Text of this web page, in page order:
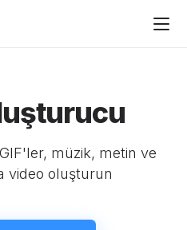
müzik, metin ve
video oluşturun